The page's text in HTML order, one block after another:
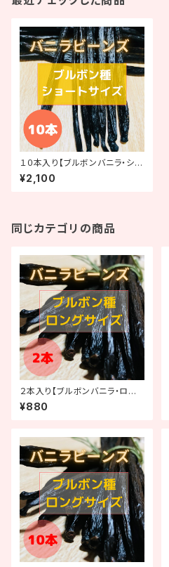
１０本入り【ブルボンバニラ・ショ
ートサイズ（10-13cm）】
¥2,100
同じカテゴリの商品
２本入り【ブルボンバニラ・ロン
グサイズ（16-17cm）】
¥880